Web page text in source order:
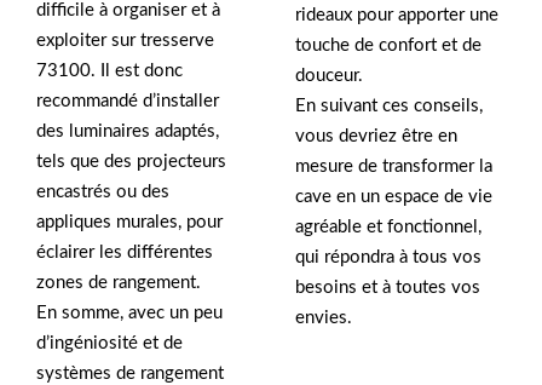
difficile à organiser et à
exploiter sur tresserve
73100. Il est donc
recommandé d’installer
des luminaires adaptés,
tels que des projecteurs
encastrés ou des
appliques murales, pour
éclairer les différentes
zones de rangement.
En somme, avec un peu
d’ingéniosité et de
systèmes de rangement
rideaux pour apporter une
touche de confort et de
douceur.
En suivant ces conseils,
vous devriez être en
mesure de transformer la
cave en un espace de vie
agréable et fonctionnel,
qui répondra à tous vos
besoins et à toutes vos
envies.